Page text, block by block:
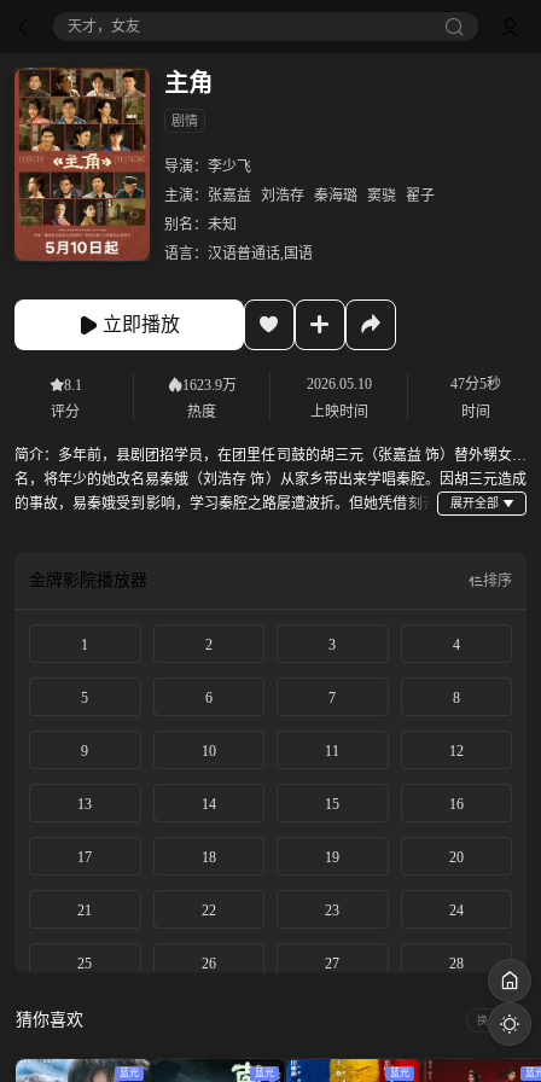
天才，女友
主角
剧情
导演： 李少飞
主演： 张嘉益 刘浩存 秦海璐 窦骁 翟子
别名： 未知
语言： 汉语普通话,国语
立即播放
8.1
评分
1623.9万
热度
2026.05.10
上映时间
47分5秒
时间
简介： 多年前，县剧团招学员，在团里任司鼓的胡三元（张嘉益 饰）替外甥女报
名，将年少的她改名易秦娥（刘浩存 饰）从家乡带出来学唱秦腔。因胡三元造成
的事故，易秦娥受到影响，学习秦腔之路屡遭波折。但她凭借刻苦
功。历经波折，她终于明白对秦腔艺术的传承才是她作为“主角”的真正意义，她
金牌影院播放器 排序
1 2 3 4
5 6 7 8
9 10 11 12
13 14 15 16
17 18 19 20
21 22 23 24
25 26 27 28
29
33 35
猜你喜欢 换一换
蓝光 蓝光 蓝光 蓝